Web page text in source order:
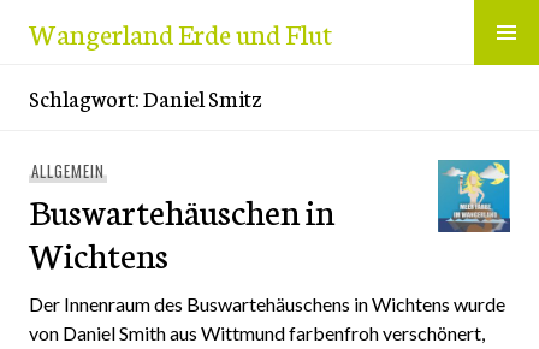
InhaltWangerland Erde und Flut
Schlagwort:Daniel Smitz
ALLGEMEIN
Buswartehäuschen in
Wichtens
Der Innenraum des Buswartehäuschens in Wichtens wurde
von Daniel Smith aus Wittmund farbenfroh verschönert,